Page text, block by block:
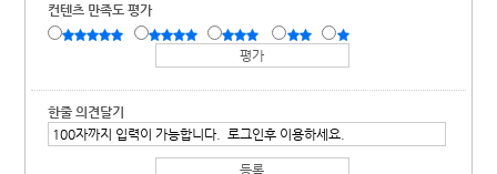
컨텐츠 만족도 평가
한줄 의견달기